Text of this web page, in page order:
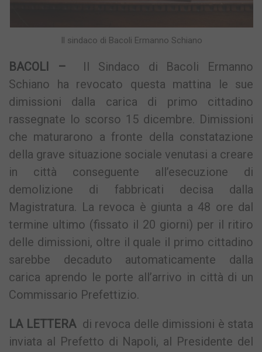
Il sindaco di Bacoli Ermanno Schiano
BACOLI – Il Sindaco di Bacoli Ermanno
Schiano ha revocato questa mattina le sue
dimissioni dalla carica di primo cittadino
rassegnate lo scorso 15 dicembre. Dimissioni
che maturarono a fronte della constatazione
della grave situazione sociale venutasi a creare
in città conseguente all’esecuzione di
demolizione di fabbricati decisa dalla
Magistratura. La revoca è giunta a 48 ore dal
termine ultimo (fissato il 20 giorni) per il ritiro
delle dimissioni, oltre il quale il primo cittadino
sarebbe decaduto automaticamente dalla
carica aprendo le porte all’arrivo in città di un
Commissario Prefettizio.
LA LETTERAdi revoca delle dimissioni è stata
inviata al Prefetto di Napoli, al Presidente del